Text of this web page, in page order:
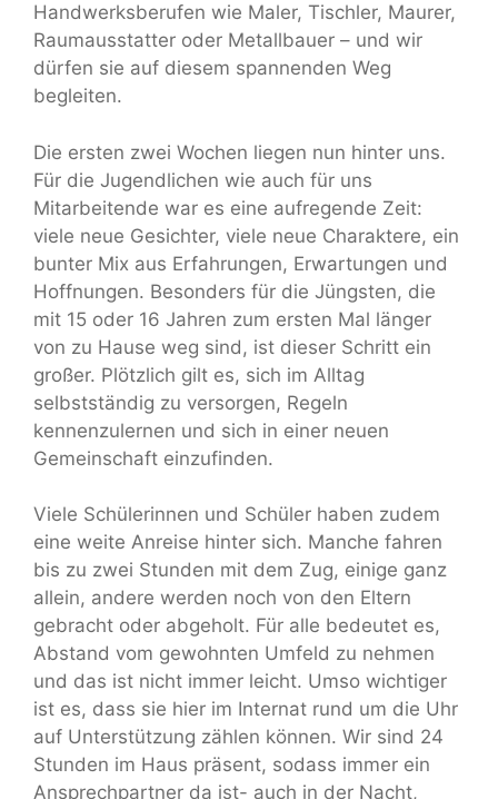
Handwerksberufen wie Maler, Tischler, Maurer,
Raumausstatter oder Metallbauer – und wir
dürfen sie auf diesem spannenden Weg
begleiten.
Die ersten zwei Wochen liegen nun hinter uns.
Für die Jugendlichen wie auch für uns
Mitarbeitende war es eine aufregende Zeit:
viele neue Gesichter, viele neue Charaktere, ein
bunter Mix aus Erfahrungen, Erwartungen und
Hoffnungen. Besonders für die Jüngsten, die
mit 15 oder 16 Jahren zum ersten Mal länger
von zu Hause weg sind, ist dieser Schritt ein
großer. Plötzlich gilt es, sich im Alltag
selbstständig zu versorgen, Regeln
kennenzulernen und sich in einer neuen
Gemeinschaft einzufinden.
Viele Schülerinnen und Schüler haben zudem
eine weite Anreise hinter sich. Manche fahren
bis zu zwei Stunden mit dem Zug, einige ganz
allein, andere werden noch von den Eltern
gebracht oder abgeholt. Für alle bedeutet es,
Abstand vom gewohnten Umfeld zu nehmen
und das ist nicht immer leicht. Umso wichtiger
ist es, dass sie hier im Internat rund um die Uhr
auf Unterstützung zählen können. Wir sind 24
Stunden im Haus präsent, sodass immer ein
Ansprechpartner da ist- auch in der Nacht,